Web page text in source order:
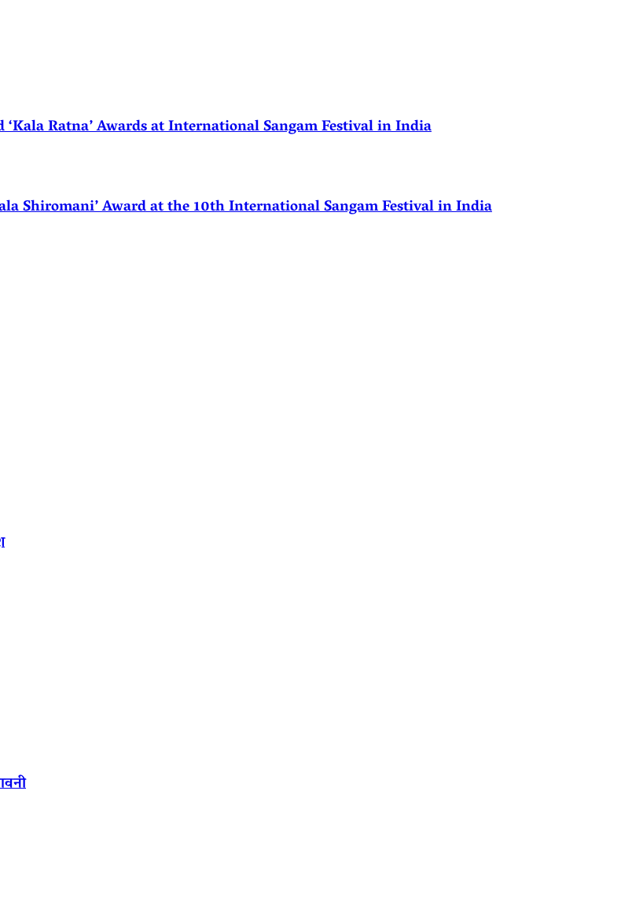
Ratna’ Awards at International Sangam Festival in India
Shiromani’ Award at the 10th International Sangam Festival in India